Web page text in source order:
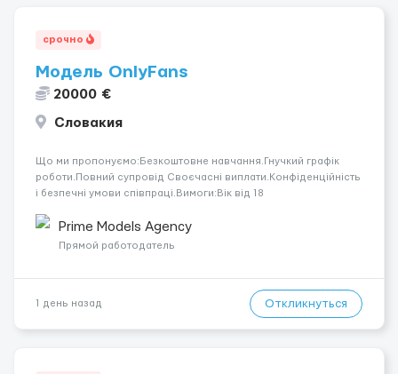
срочно
Модель OnlyFans
20000 €
Словакия
Що ми пропонуємо:Безкоштовне навчання.Гнучкий графік
роботи.Повний супровід Своєчасні виплати.Конфіденційність
і безпечні умови співпраці.Вимоги:Вік від 18
розвиватися.Досвід не обов’язковий.Якщо вас зацікавила
вакансія — залишайте відгук, і ми зв’яжемося ...
Prime Models Agency
Прямой работодатель
1 день назад Откликнуться